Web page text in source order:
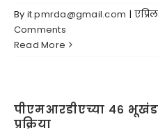
माहिती अधिकार
मीडिया सेंटर
By it.pmrda@gmail.com |
Comments
Read More
पीएमआरडीएच्या ४६
प्रक्रिया